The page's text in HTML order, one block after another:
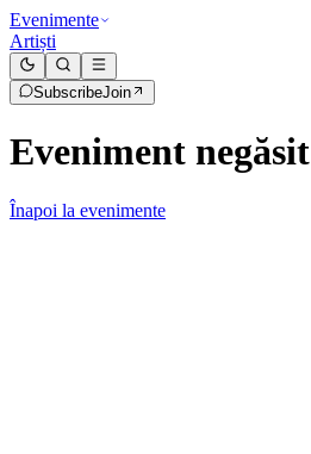
Evenimente
Artiști
SubscribeJoin
Eveniment negăsit
Înapoi la evenimente